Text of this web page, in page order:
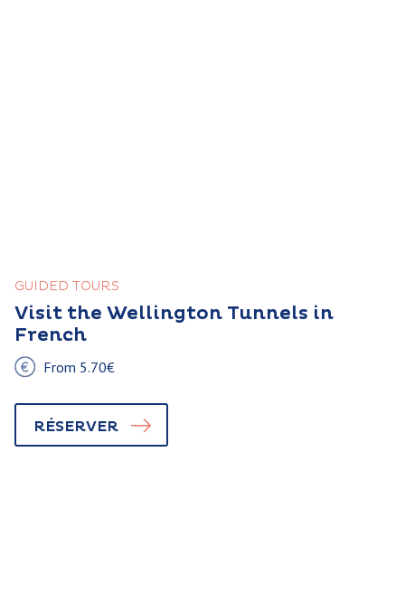
GUIDED TOURS
Visit the Wellington Tunnels in
French
From 5.70€
RÉSERVER